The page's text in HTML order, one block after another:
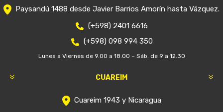
Paysandú 1488 desde Javier Barrios Amorín hasta Vázquez.
(+598) 2401 6616
(+598) 098 994 350
Lunes a Viernes de 9.00 a 18.00 – Sáb. de 9 a 12.30
CUAREIM
Cuareim 1943 y Nicaragua